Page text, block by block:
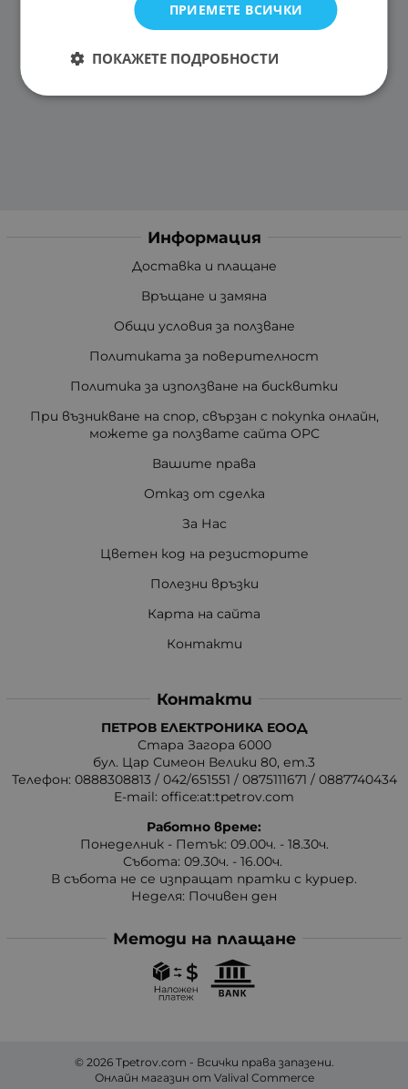
Информация
Доставка и плащане
Връщане и замяна
Общи условия за ползване
Политиката за поверителност
Политика за използване на бисквитки
При възникване на спор, свързан с покупка онлайн,
можете да ползвате сайта ОРС
Вашите права
Отказ от сделка
За Нас
Цветен код на резисторите
Полезни връзки
Карта на сайта
Контакти
Контакти
ПЕТРОВ ЕЛЕКТРОНИКА ЕООД
Стара Загора 6000
бул. Цар Симеон Велики 80, ет.3
Телефон: 0888308813 / 042/651551 / 0875111671 / 0887740434
E-mail: office:at:tpetrov.com
Работно време:
Понеделник - Петък: 09.00ч. - 18.30ч.
Събота: 09.30ч. - 16.00ч.
В събота не се изпращат пратки с куриер.
Неделя: Почивен ден
Методи на плащане
© 2026 Tpetrov.com - Всички права запазени.
Онлайн магазин от Valival Commerce
ПРИЕМЕТЕ ВСИЧКИ
ПОКАЖЕТЕ ПОДРОБНОСТИ